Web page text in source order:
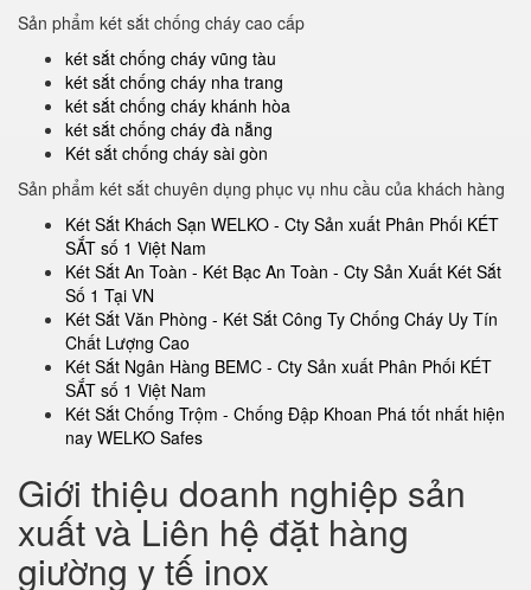
Sản phẩm két sắt chống cháy cao cấp
két sắt chống cháy vũng tàu
két sắt chống cháy nha trang
két sắt chống cháy khánh hòa
két sắt chống cháy đà nẵng
Két sắt chống cháy sài gòn
Sản phẩm két sắt chuyên dụng phục vụ nhu cầu của khách hàng
Két Sắt Khách Sạn WELKO - Cty Sản xuất Phân Phối KÉT
SẮT số 1 Việt Nam
Két Sắt An Toàn - Két Bạc An Toàn - Cty Sản Xuất Két Sắt
Số 1 Tại VN
Két Sắt Văn Phòng - Két Sắt Công Ty Chống Cháy Uy Tín
Chất Lượng Cao
Két Sắt Ngân Hàng BEMC - Cty Sản xuất Phân Phối KÉT
SẮT số 1 Việt Nam
Két Sắt Chống Trộm - Chống Đập Khoan Phá tốt nhất hiện
nay WELKO Safes
Giới thiệu doanh nghiệp sản
xuất và Liên hệ đặt hàng
giường y tế inox